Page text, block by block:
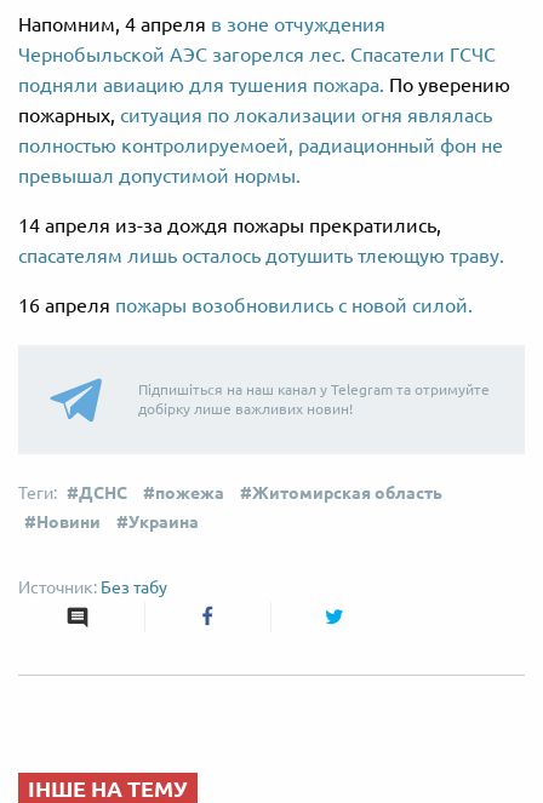
Напомним, 4 апреля в зоне отчуждения
Чернобыльской АЭС загорелся лес. Спасатели ГСЧС
подняли авиацию для тушения пожара. По уверению
пожарных, ситуация по локализации огня являлась
полностью контролируемоей, радиационный фон не
превышал допустимой нормы.
14 апреля из-за дождя пожары прекратились,
спасателям лишь осталось дотушить тлеющую траву.
16 апреля пожары возобновились с новой силой.
Підпишіться на наш канал у Telegram та отримуйте
добірку лише важливих новин!
ДСНС пожежа
Житомирская область
Новини
Украина
Без табу
ІНШЕ НА ТЕМУ